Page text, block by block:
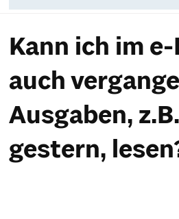
Mit Gerät
Leser werben mit
Kann ich im
auch
Ausgaben,
gestern,